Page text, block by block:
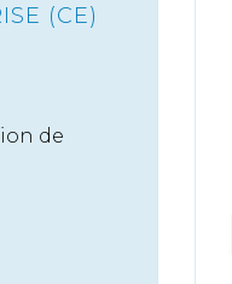
(CE)
de